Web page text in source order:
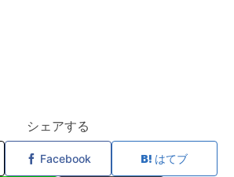
シェアする
Facebook はてブ